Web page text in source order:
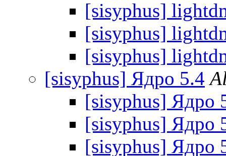
[sisyphus]
[sisyphus]
[sisyphus]
[sisyphus] Ядро 5.4
[sisyphus] Ядро
[sisyphus] Ядро
[sisyphus] Ядро